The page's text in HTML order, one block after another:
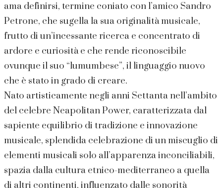
ama definirsi, termine coniato con l’amico Sandro
Petrone, che sugella la sua originalità musicale,
frutto di un’incessante ricerca e concentrato di
ardore e curiosità e che rende riconoscibile
ovunque il suo “lumumbese”, il linguaggio nuovo
che è stato in grado di creare.
Nato artisticamente negli anni Settanta nell’ambito
del celebre Neapolitan Power, caratterizzata dal
sapiente equilibrio di tradizione e innovazione
musicale, splendida celebrazione di un miscuglio di
elementi musicali solo all’apparenza inconciliabili,
spazia dalla cultura etnico-mediterraneo a quella
di altri continenti, influenzato dalle sonorità